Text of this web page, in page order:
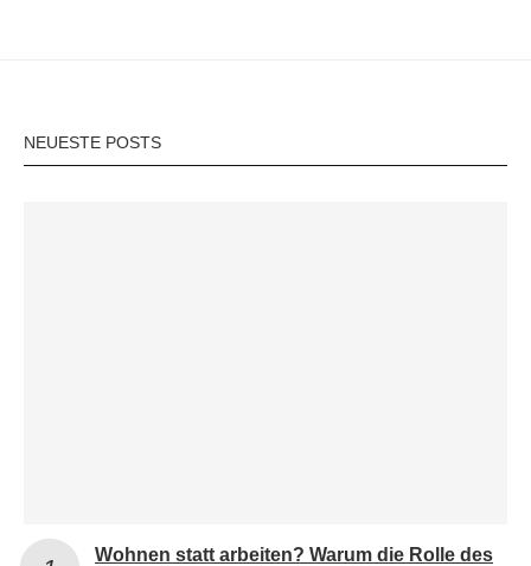
NEUESTE POSTS
Wohnen statt arbeiten? Warum die Rolle des